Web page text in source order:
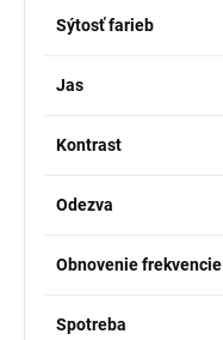
Sýtosť farieb
Jas
Kontrast
Odezva
Obnovenie frekvencie
Spotreba